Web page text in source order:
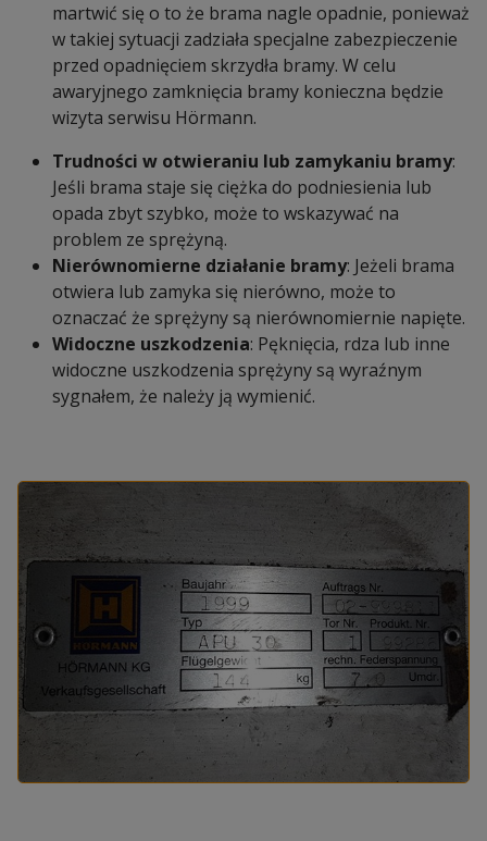
martwić się o to że brama nagle opadnie, ponieważ
w takiej sytuacji zadziała specjalne zabezpieczenie
przed opadnięciem skrzydła bramy. W celu
awaryjnego zamknięcia bramy konieczna będzie
wizyta serwisu Hörmann.
Trudności w otwieraniu lub zamykaniu bramy:
Jeśli brama staje się ciężka do podniesienia lub
opada zbyt szybko, może to wskazywać na
problem ze sprężyną.
Nierównomierne działanie bramy: Jeżeli brama
otwiera lub zamyka się nierówno, może to
oznaczać że sprężyny są nierównomiernie napięte.
Widoczne uszkodzenia: Pęknięcia, rdza lub inne
widoczne uszkodzenia sprężyny są wyraźnym
sygnałem, że należy ją wymienić.